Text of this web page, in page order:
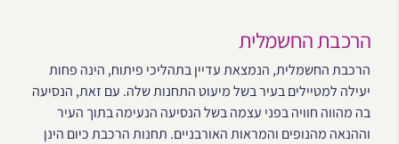
הרכבת החשמלית
הרכבת החשמלית, הנמצאת עדיין בתהליכי פיתוח, הינה פחות
יעילה למטיילים בעיר בשל מיעוט התחנות שלה. עם זאת, הנסיעה
בה מהווה חוויה בפני עצמה בשל הנסיעה הנעימה בתוך העיר
וההנאה מהנופים והמראות האורבניים. תחנות הרכבת כיום הינן